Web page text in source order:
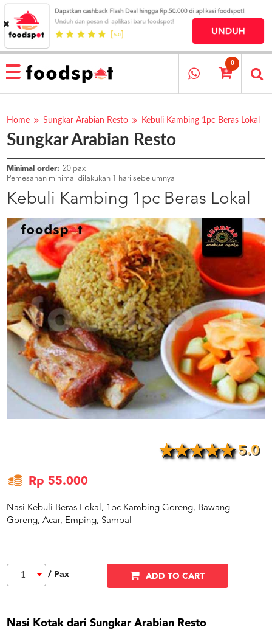
HOME
MENU
RESTAURANT
PESAN
OUR
COMPANY
KATA
MEREKA
KATALOG
LOYALTY
PROGRAM
FAQ
ABOUT
US
CATERERS
BLOG
TERMS
&
CONDITIONS
CENTER
021
5091
0
Home Sungkar Arabian Resto Kebuli Kambing 1pc Beras Lokal
Sungkar Arabian Resto
Minimal order: 20 pax
Pemesanan minimal dilakukan 1 hari sebelumnya
Kebuli Kambing 1pc Beras Lokal
5.0
Rp 55.000
Nasi Kebuli Beras Lokal, 1pc Kambing Goreng, Bawang
Goreng, Acar, Emping, Sambal
1 / Pax ADD TO CART
Nasi Kotak dari Sungkar Arabian Resto